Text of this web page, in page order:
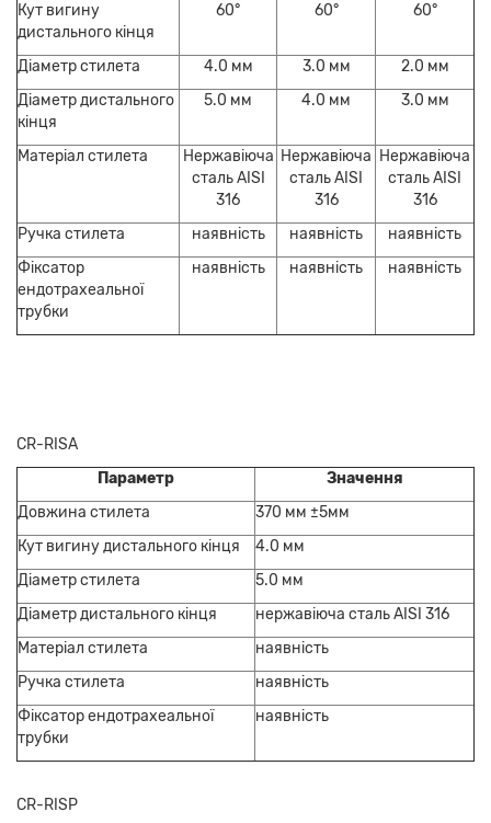
Кут вигину
дистального кінця
60° 60° 60°
Діаметр стилета 4.0 мм 3.0 мм
2.0 мм
Діаметр дистального
кінця
5.0 мм 4.0 мм 3.0 мм
Матеріал стилета
Нержавіюча
сталь AISI
316
Нержавіюча
сталь AISI
316
Нержавіюча
сталь AISI
316
Ручка стилета
наявність наявність
наявність
Фіксатор
ендотрахеальної
трубки
наявність наявність наявність
CR-RISA
Параметр
Значення
Довжина стилета
370 мм ±5мм
Кут вигину дистального кінця
4.0 мм
Діаметр стилета
5.0 мм
Діаметр дистального кінця
нержавіюча сталь AISI 316
Матеріал стилета
наявність
Ручка стилета
наявність
Фіксатор ендотрахеальної
трубки
наявність
CR-RISP